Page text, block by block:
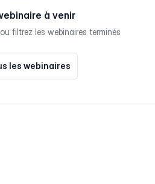
à venir
filtrez les webinaires terminés
les webinaires